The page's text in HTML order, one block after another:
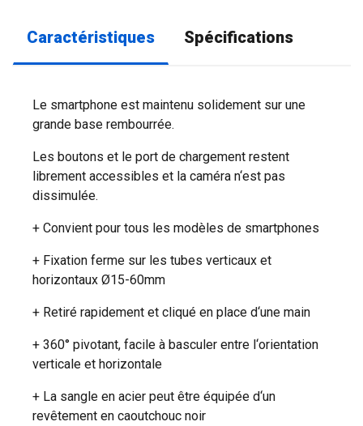
Caractéristiques Spécifications
Le smartphone est maintenu solidement sur une
grande base rembourrée.
Les boutons et le port de chargement restent
librement accessibles et la caméra n‘est pas
dissimulée.
+ Convient pour tous les modèles de smartphones
+ Fixation ferme sur les tubes verticaux et
horizontaux Ø15-60mm
+ Retiré rapidement et cliqué en place d‘une main
+ 360° pivotant, facile à basculer entre l‘orientation
verticale et horizontale
+ La sangle en acier peut être équipée d‘un
revêtement en caoutchouc noir